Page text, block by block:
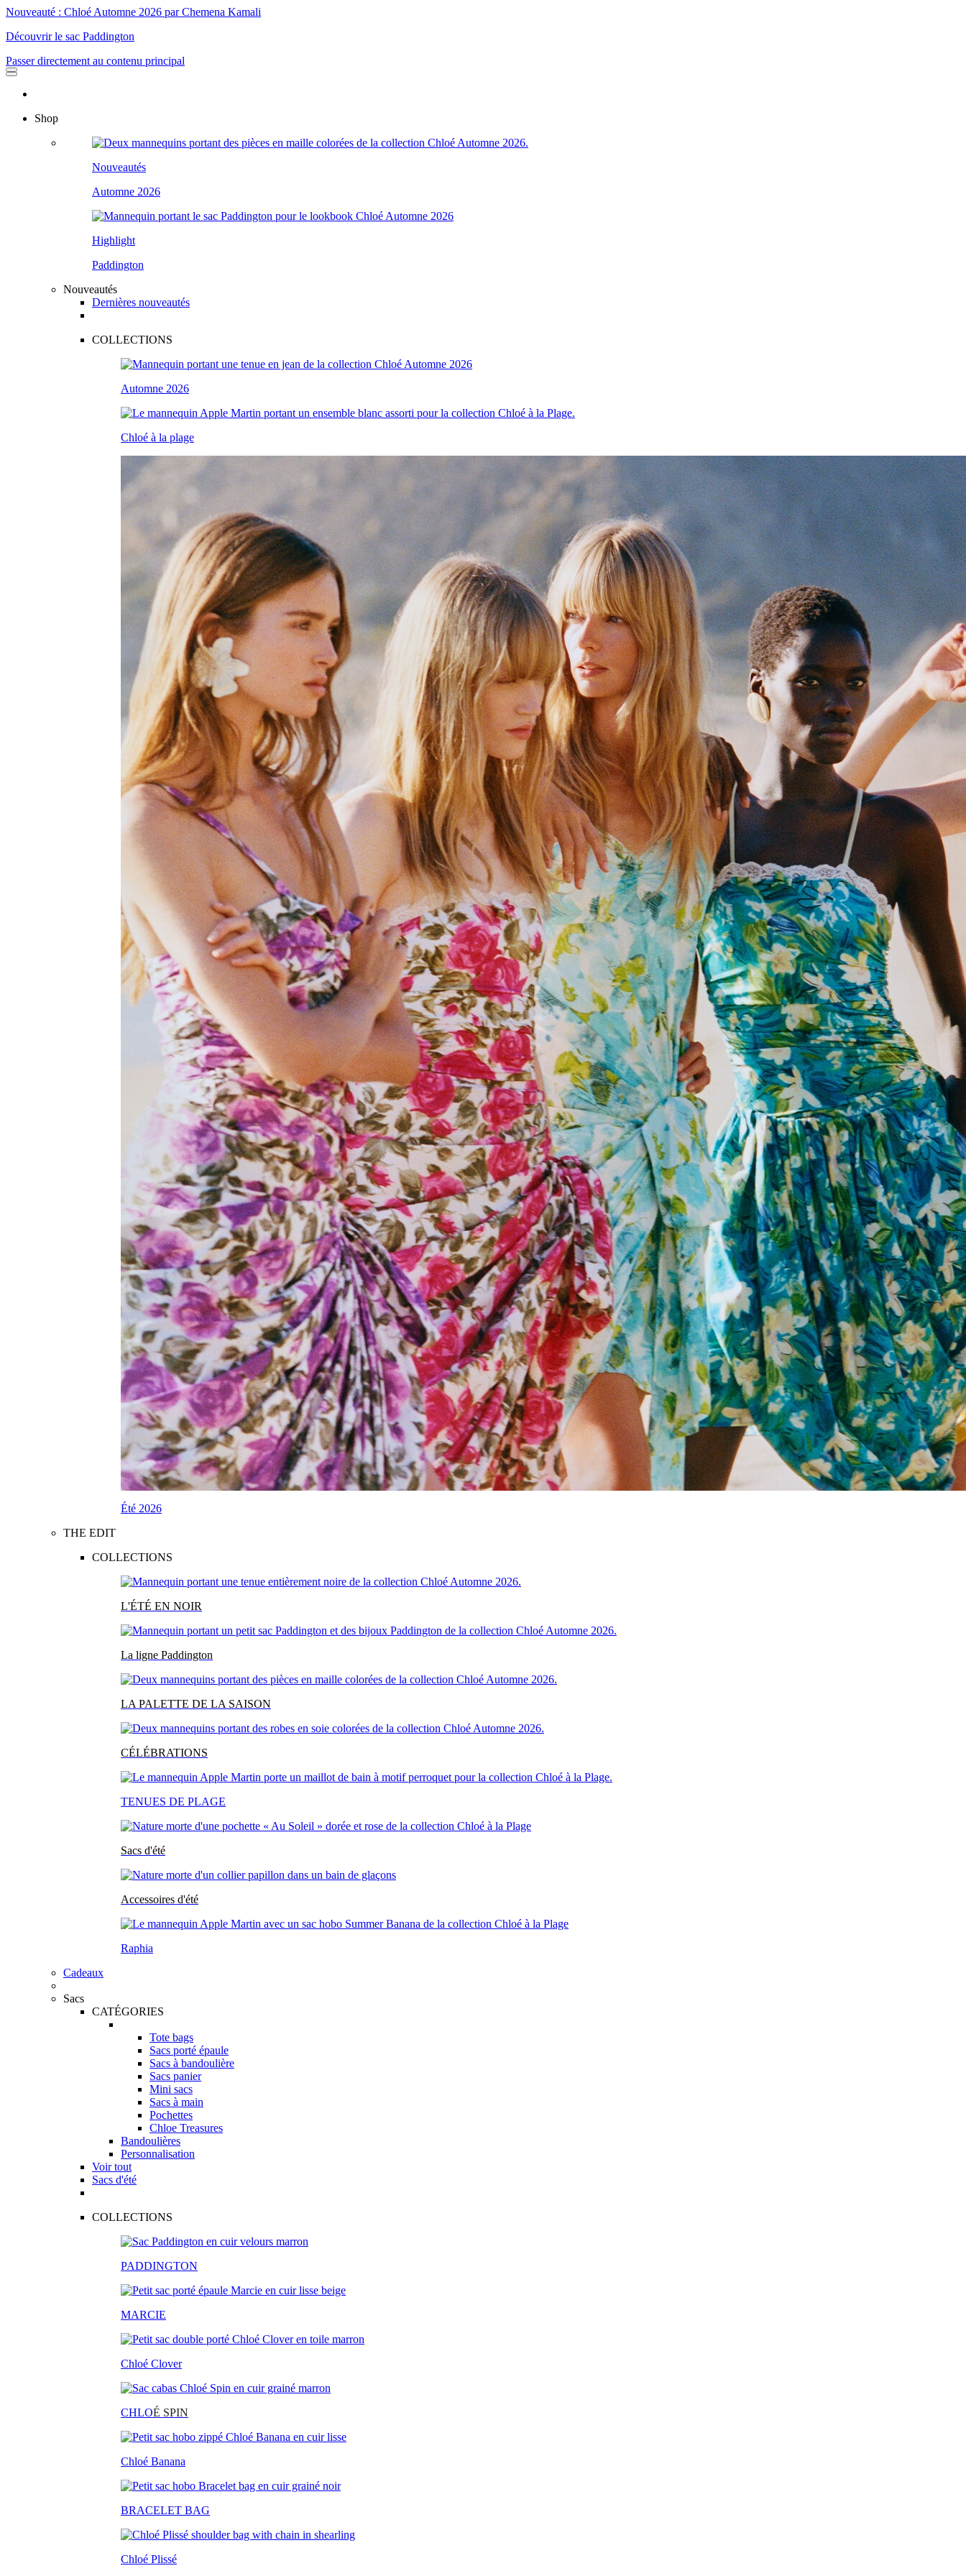
Nouveauté : Chloé Automne 2026 par Chemena Kamali
Découvrir le sac Paddington
Passer directement au contenu principal
Shop
Nouveautés
Automne 2026
Highlight
Paddington
Nouveautés
Dernières nouveautés
COLLECTIONS
Automne 2026
Chloé à la plage
Été 2026
THE EDIT
COLLECTIONS
L'ÉTÉ EN NOIR
La ligne Paddington
LA PALETTE DE LA SAISON
CÉLÉBRATIONS
TENUES DE PLAGE
Sacs d'été
Accessoires d'été
Raphia
Cadeaux
Sacs
CATÉGORIES
Tote bags
Sacs porté épaule
Sacs à bandoulière
Sacs panier
Mini sacs
Sacs à main
Pochettes
Chloe Treasures
Bandoulières
Personnalisation
Voir tout
Sacs d'été
COLLECTIONS
PADDINGTON
MARCIE
Chloé Clover
CHLOÉ SPIN
Chloé Banana
BRACELET BAG
Chloé Plissé